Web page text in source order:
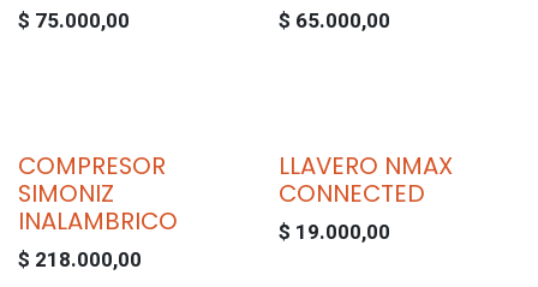
$ 75.000,00 $ 65.000,00
COMPRESOR
SIMONIZ
INALAMBRICO
$ 218.000,00
LLAVERO NMAX
CONNECTED
$ 19.000,00